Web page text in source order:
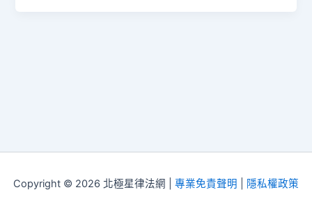
Copyright © 2026 北極星律法網 | 專業免責聲明 隱私權政策